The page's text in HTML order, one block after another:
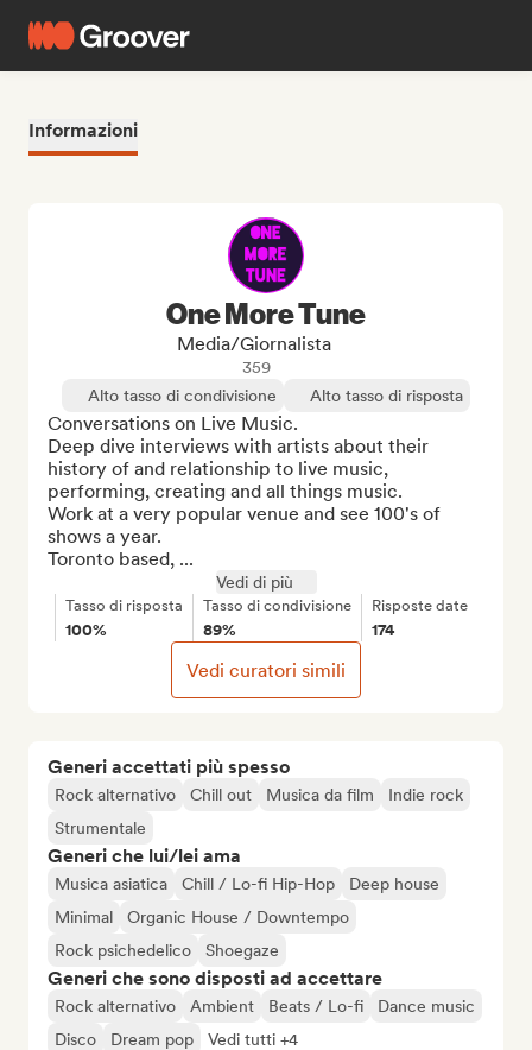
Informazioni
Generi accettati più spesso
Rock alternativo Chill out Musica da film
Indie rock
Strumentale
Generi che lui/lei ama
Musica asiatica Chill / Lo-fi Hip-Hop
Deep house
Minimal
Organic House / Downtempo
Rock psichedelico
Shoegaze
Generi che sono disposti ad accettare
Rock alternativo Ambient Beats / Lo-fi
Dance music
Disco
Dream pop Vedi tutti +4
One More Tune
Media/Giornalista
359
Alto tasso di condivisione
Alto tasso di risposta
Conversations on Live Music.
Deep dive interviews with artists about their
history of and relationship to live music,
performing, creating and all things music.
Work at a very popular venue and see 100's of
shows a year.
Toronto based, ...
Vedi di più
Tasso di risposta
100%
Tasso di condivisione
89%
Risposte date
174
Vedi curatori simili